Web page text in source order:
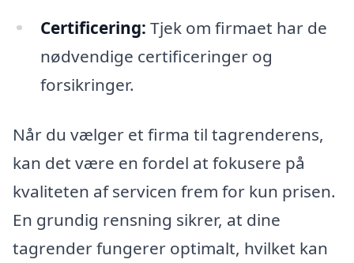
Certificering: Tjek om firmaet har de
nødvendige certificeringer og
forsikringer.
Når du vælger et firma til tagrenderens,
kan det være en fordel at fokusere på
kvaliteten af servicen frem for kun prisen.
En grundig rensning sikrer, at dine
tagrender fungerer optimalt, hvilket kan